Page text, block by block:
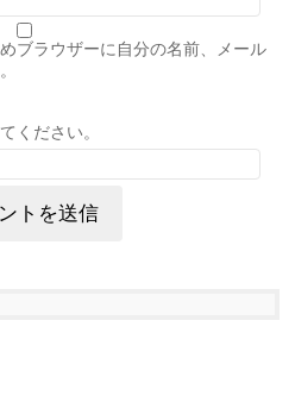
ブラウザーに自分の名前、メール
ください。